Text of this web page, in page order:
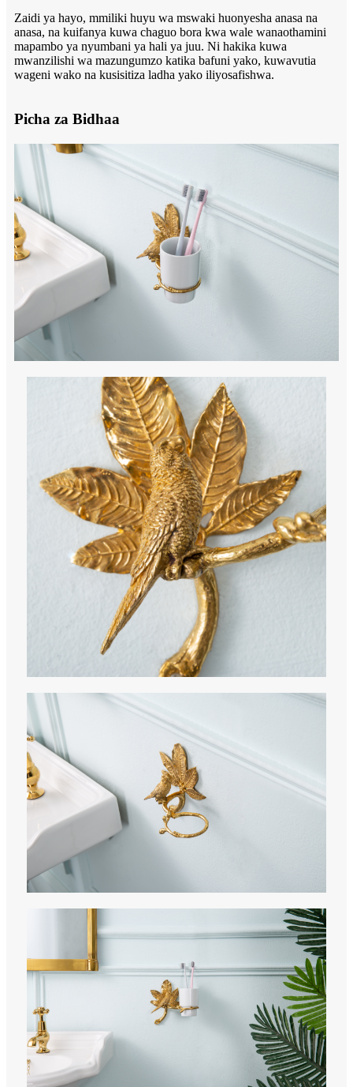
Zaidi ya hayo, mmiliki huyu wa mswaki huonyesha anasa na
anasa, na kuifanya kuwa chaguo bora kwa wale wanaothamini
mapambo ya nyumbani ya hali ya juu. Ni hakika kuwa
mwanzilishi wa mazungumzo katika bafuni yako, kuwavutia
wageni wako na kusisitiza ladha yako iliyosafishwa.
Picha za Bidhaa